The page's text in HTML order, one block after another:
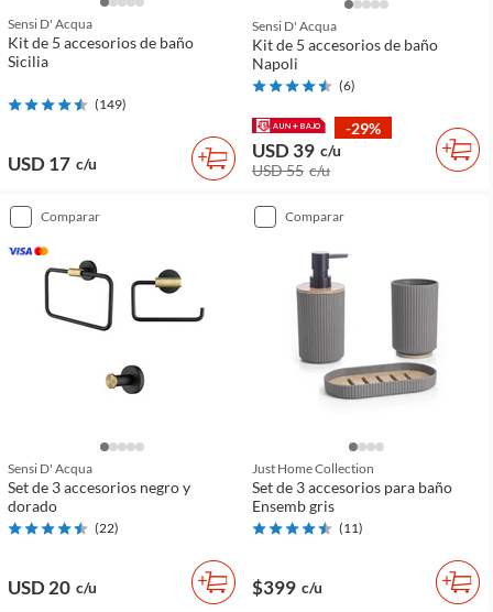
Sensi D' Acqua
Kit de 5 accesorios de baño
Sicilia
(149)
USD 17 c/u
Sensi D' Acqua
Kit de 5 accesorios de baño
Napoli
(6)
-29%
USD 39 c/u
USD 55 c/u
comparar
Sensi D' Acqua
Set de 3 accesorios negro y
dorado
(22)
USD 20 c/u
comparar
Just Home Collection
Set de 3 accesorios para baño
Ensemb gris
(11)
$399 c/u